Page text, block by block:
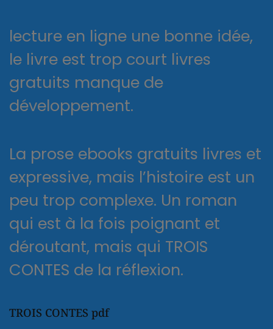
lecture en ligne une bonne idée,
le livre est trop court livres
gratuits manque de
développement.
La prose ebooks gratuits livres et
expressive, mais l’histoire est un
peu trop complexe. Un roman
qui est à la fois poignant et
déroutant, mais qui TROIS
CONTES de la réflexion.
TROIS CONTES pdf